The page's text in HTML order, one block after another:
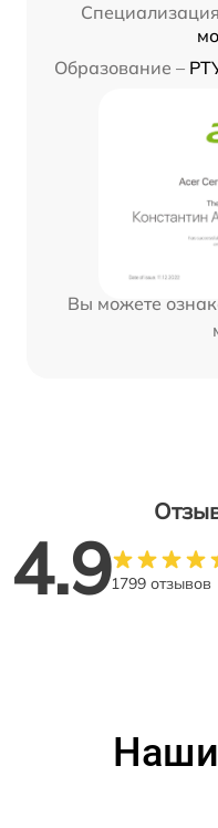
Образование –
Вы можете
4.91799 отзывов